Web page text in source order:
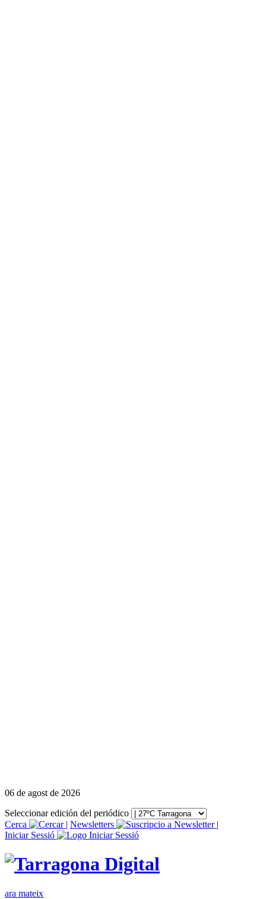
06 de agost de 2026
Seleccionar edición del periódico
Cerca
| Newsletters
|
Iniciar Sessió
ara mateix